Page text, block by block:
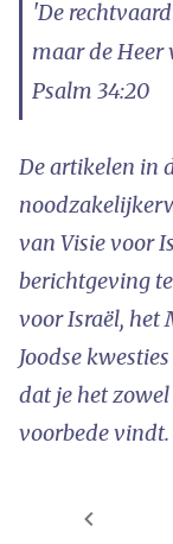
'De
maar de
Psalm 34:20
De artikelen in
van Visie voor
berichtgeving
voor Israël, het
Joodse
dat je het
voorbede vindt.